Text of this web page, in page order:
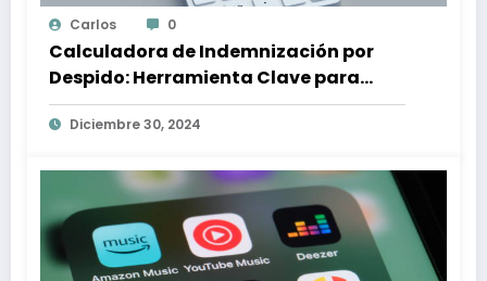
Carlos 0
Calculadora de Indemnización por
Despido: Herramienta Clave para
Proteger tus Derechos Laborales
Diciembre 30, 2024